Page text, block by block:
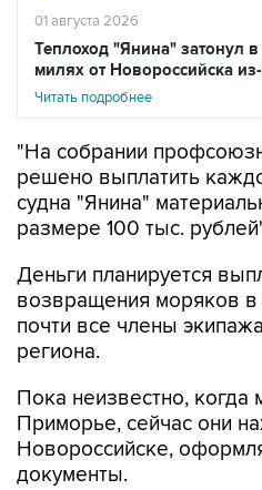
01 августа 2026
Теплоход "Янина" затонул
милях от Новороссийска
Читать подробнее
"На собрании
решено выплатить
судна "Янина"
размере 100 тыс.
Деньги планируется
возвращения моряков
почти все члены
региона.
Пока неизвестно, когда
Приморье, сейчас они
Новороссийске,
документы.